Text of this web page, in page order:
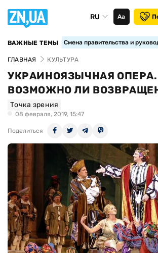
RU Аа
ВАЖНЫЕ ТЕМЫ Смена правительства и
ГЛАВНАЯ КУЛЬТУРА
УКРАИНОЯЗЫЧНАЯ ОПЕРА.
ВОЗМОЖНО ЛИ
Точка зрения
08 февраля, 2019, 15:47
Поделиться